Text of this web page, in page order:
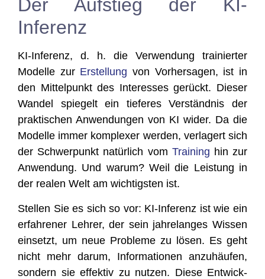
Der Aufstieg der KI-
Inferenz
KI-Infe­renz, d. h. die Ver­wen­dung trai­nier­ter
Model­le zur Erstel­lung von Vor­her­sa­gen, ist in
den Mit­tel­punkt des Inter­es­ses gerückt. Die­ser
Wan­del spie­gelt ein tie­fe­res Ver­ständ­nis der
prak­ti­schen Anwen­dun­gen von KI wider. Da die
Model­le immer kom­ple­xer wer­den, ver­la­gert sich
der Schwer­punkt natür­lich vom Trai­ning hin zur
Anwen­dung. Und war­um? Weil die Leis­tung in
der rea­len Welt am wich­tigs­ten ist.
Stel­len Sie es sich so vor: KI-Infe­renz ist wie ein
erfah­re­ner Leh­rer, der sein jah­re­lan­ges Wis­sen
ein­setzt, um neue Pro­ble­me zu lösen. Es geht
nicht mehr dar­um, Infor­ma­tio­nen anzu­häu­fen,
son­dern sie effek­tiv zu nut­zen. Die­se Ent­wick­